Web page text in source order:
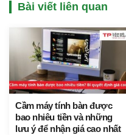
Bài viết liên quan
Cầm máy tính bàn được
bao nhiêu tiền và những
lưu ý để nhận giá cao nhất